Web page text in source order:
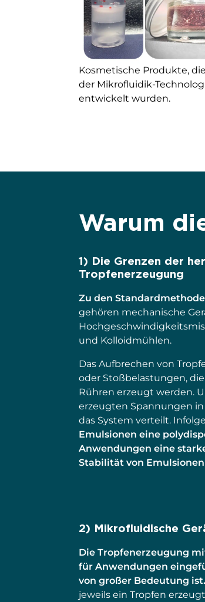
Kosmetische Produkte,
der Mikrofluidik-
entwickelt wurden.
Warum
1) Die Grenzen der
Tropfenerzeugung
Zu den
gehören mechanische
und Kolloidmühlen.
Das Aufbrechen von
oder Stoßbelastungen,
Rühren erzeugt werden.
erzeugten Spannungen
das System verteilt.
Emulsionen eine
Anwendungen eine
Stabilität von
2) Mikrofluidische
Die Tropfenerzeugung
für Anwendungen
von großer Bedeutung ist.
jeweils ein Tropfen